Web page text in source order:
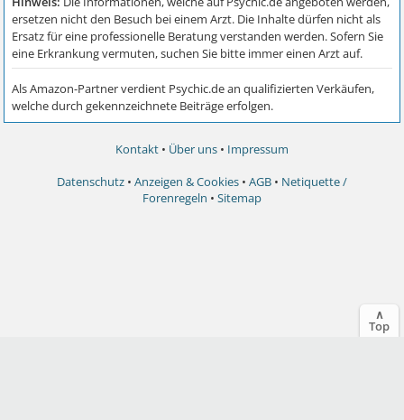
Kontakt • Über uns • Impressum
Datenschutz • Anzeigen & Cookies • AGB • Netiquette /
Forenregeln • Sitemap
∧
Top